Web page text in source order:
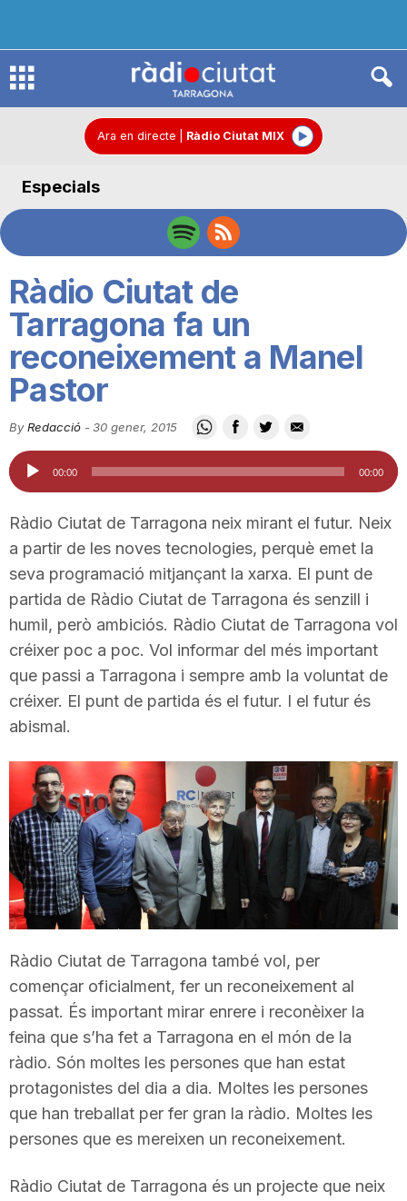
R
d
C
i
t
a
t
e
T
a
r
a
g
o
Ara en directe Ràdio Ciutat MIX
Especials
Ràdio Ciutat de
Tarragona fa un
reconeixement a Manel
Pastor
By Redacció -30 gener, 2015
Reproductor
d'àudio
00:00 00:00
Ràdio Ciutat de Tarragona neix mirant el futur. Neix
a partir de les noves tecnologies, perquè emet la
seva programació mitjançant la xarxa. El punt de
partida de Ràdio Ciutat de Tarragona és senzill i
humil, però ambiciós. Ràdio Ciutat de Tarragona vol
créixer poc a poc. Vol informar del més important
que passi a Tarragona i sempre amb la voluntat de
créixer. El punt de partida és el futur. I el futur és
abismal.
Ràdio Ciutat de Tarragona també vol, per
començar oficialment, fer un reconeixement al
passat. És important mirar enrere i reconèixer la
feina que s’ha fet a Tarragona en el món de la
ràdio. Són moltes les persones que han estat
protagonistes del dia a dia. Moltes les persones
que han treballat per fer gran la ràdio. Moltes les
persones que es mereixen un reconeixement.
Ràdio Ciutat de Tarragona és un projecte que neix